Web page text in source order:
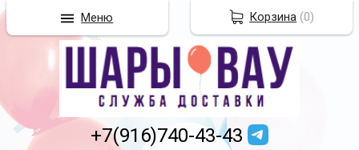
+7(916)740-43-43
Корзина (0)
Меню